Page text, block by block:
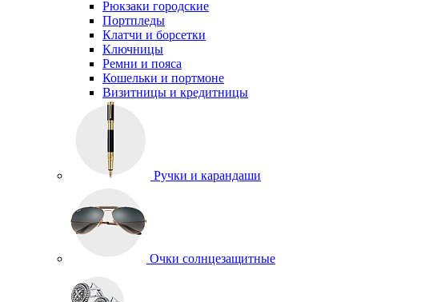
Рюкзаки городские
Портпледы
Клатчи и борсетки
Ключницы
Ремни и пояса
Кошельки и портмоне
Визитницы и кредитницы
Ручки и карандаши
Очки солнцезащитные